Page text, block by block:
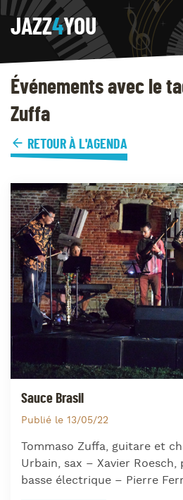
JAZZ4YOU
Événements avec le
Zuffa
RETOUR À L'AGENDA
Sauce Brasil
Publié le 13/05/22
Tommaso Zuffa, guitare et
Urbain, sax – Xavier
basse électrique – Pierre